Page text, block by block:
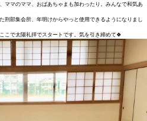
ママのママ、おばあちゃまも加わったり。みんなで和気あ
部集会所、年明けからやっと使用できるようになりまし
こで太陽礼拝でスタートです。気を引き締めて🍀